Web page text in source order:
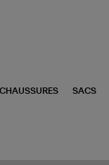
CHAUSSURES SACS